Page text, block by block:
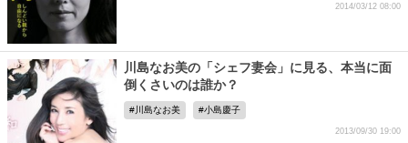
2014/03/12 08:00
川島なお美の「シェフ妻会」に見る、本当に面
倒くさいのは誰か？
川島なお美 小島慶子
2013/09/30 19:00